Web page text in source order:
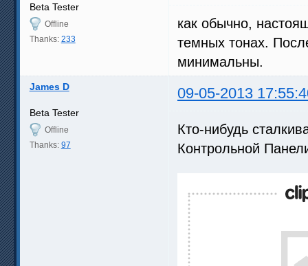
Beta Tester
Offline
Thanks: 233
как обычно,
темных тонах.
минимальны.
James D 09-05-2013
Beta Tester
Offline
Thanks: 97
Кто-нибудь
Контрольной